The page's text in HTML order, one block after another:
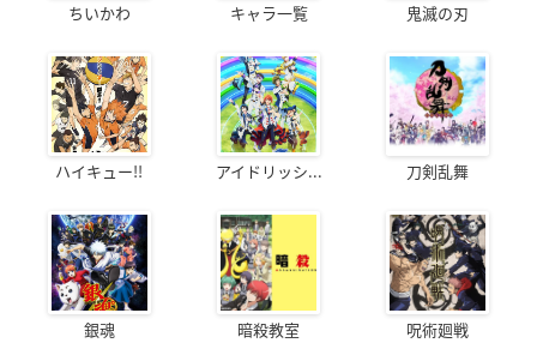
ちいかわ キャラ一覧 鬼滅の刃
ハイキュー!! アイドリッシ... 刀剣乱舞
銀魂 暗殺教室 呪術廻戦